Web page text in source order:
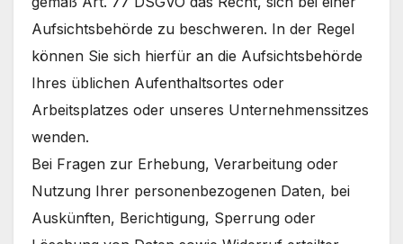
Aufsichtsbehörde zu beschweren. In der Regel
können Sie sich hierfür an die Aufsichtsbehörde
Ihres üblichen Aufenthaltsortes oder
Arbeitsplatzes oder unseres Unternehmenssitzes
wenden.
Bei Fragen zur Erhebung, Verarbeitung oder
Nutzung Ihrer personenbezogenen Daten, bei
Auskünften, Berichtigung, Sperrung oder